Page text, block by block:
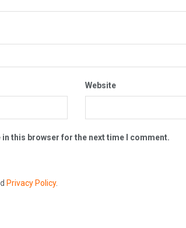
Website
in this browser for the next time I comment.
Privacy Policy.